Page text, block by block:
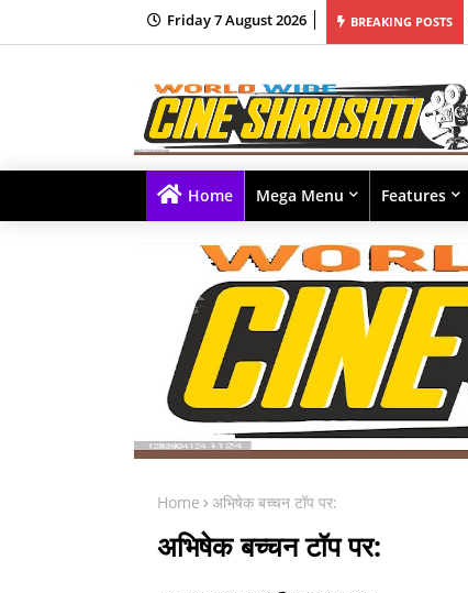
Friday 7 August 2026 BREAKING POSTS
Home Mega Menu Features
Home अभिषेक बच्चन टॉप पर:
अभिषेक बच्चन टॉप पर: